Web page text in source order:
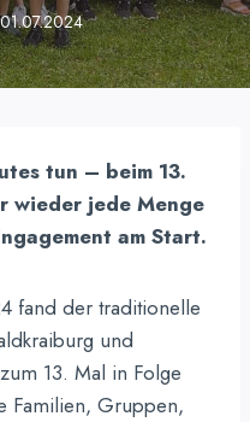
01.07.2024
tun – beim 13.
wieder jede Menge
am Start.
fand der traditionelle
und
13. Mal in Folge
Familien, Gruppen,